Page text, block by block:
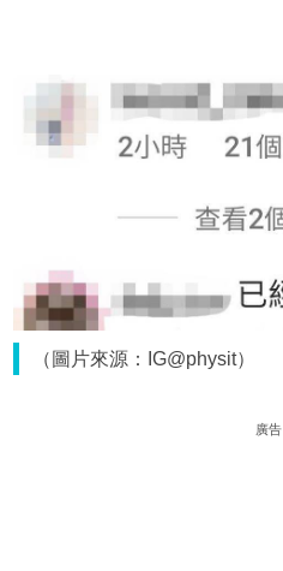
（圖片來源：IG@physit）
廣告